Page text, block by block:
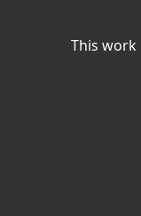
This work